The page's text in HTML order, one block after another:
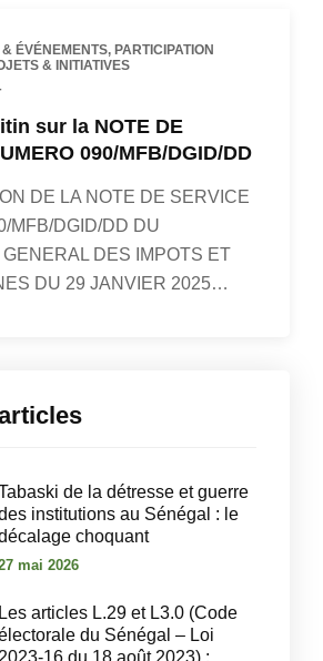
ÉVÉNEMENTS, PARTICIPATION
& INITIATIVES
sur la NOTE DE
090/MFB/DGID/DD
DE LA NOTE DE SERVICE
MFB/DGID/DD DU
DES IMPOTS ET
DU 29 JANVIER 2025…
de la détresse et guerre
institutions au Sénégal : le
choquant
mai 2026
Les articles L.29 et L3.0 (Code
du Sénégal – Loi
2023-16 du 18 août 2023) :